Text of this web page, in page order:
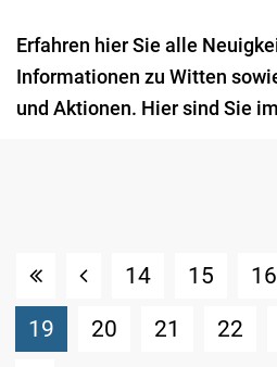
Erfahren hier Sie alle
Informationen zu Witten
und Aktionen. Hier sind Sie
14 15 16
19 (Standort)
20 21 22